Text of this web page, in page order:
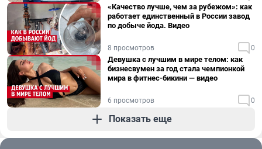
«Качество лучше, чем за рубежом»: как
работает единственный в России завод
по добыче йода. Видео
8 просмотров 0
Девушка с лучшим в мире телом: как
бизнесвумен за год стала чемпионкой
мира в фитнес-бикини — видео
6 просмотров 0
Показать еще